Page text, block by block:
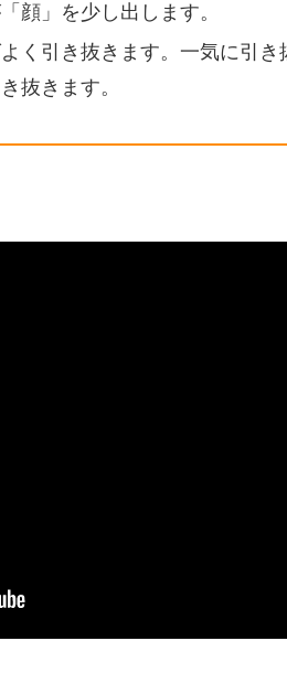
顔」を少し出します。
く引き抜きます。一気に引
抜きます。